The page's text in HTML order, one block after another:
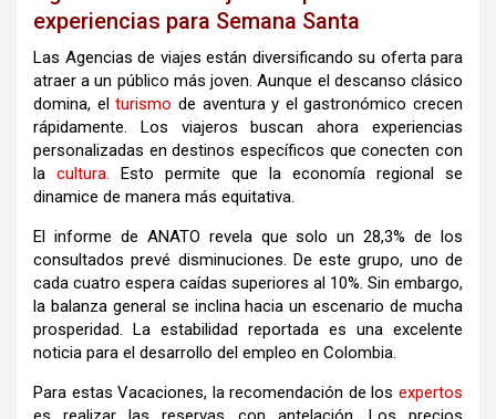
experiencias para Semana Santa
Las Agencias de viajes están diversificando su oferta para
atraer a un público más joven.Aunque el descanso clásico
domina, elturismo de aventura y el gastronómico crecen
rápidamente.
Los viajeros buscan ahora experiencias
personalizadas en destinos específicos que conecten con
la cultura.
Esto permite que la economía regional se
dinamice de manera más equitativa.
El informe de ANATO revela que solo un 28,3% de los
consultados prevé disminuciones. De este grupo, uno de
cada cuatro espera caídas superiores al 10%. Sin embargo,
la balanza general se inclina hacia un escenario de mucha
prosperidad.
La estabilidad reportada es una excelente
noticia para el desarrollo del empleo en Colombia.
Para estasVacaciones, la recomendación de losexpertos